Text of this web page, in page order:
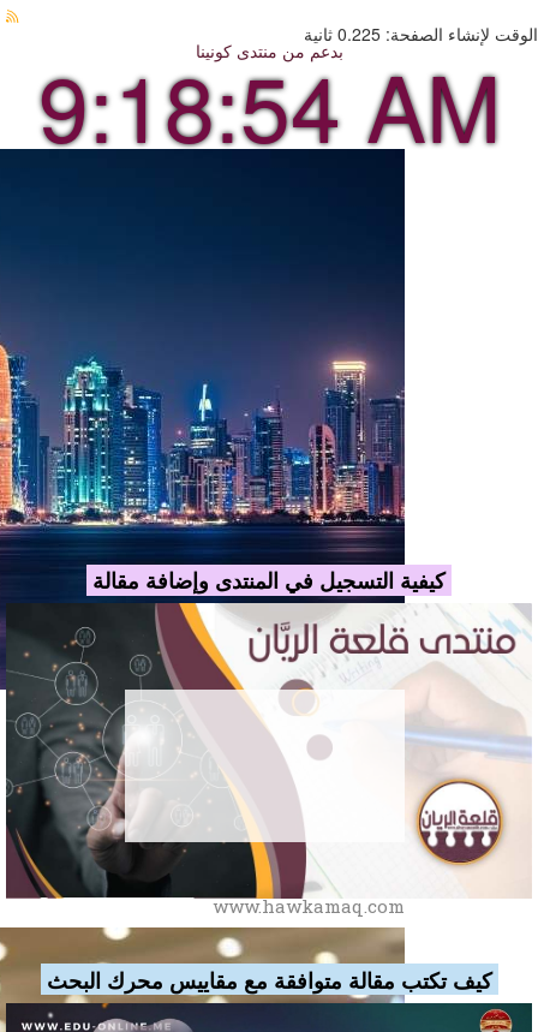
الوقت لإنشاء الصفحة: 0.225 ثانية
بدعم من منتدى كونينا
9:18:56 AM
حوكمة انترناشيونال
للاستشارات الإدارية
www.hawkamaq.com
كيفية التسجيل في المنتدى وإضافة مقالة
كيف تكتب مقالة متوافقة مع مقاييس محرك البحث